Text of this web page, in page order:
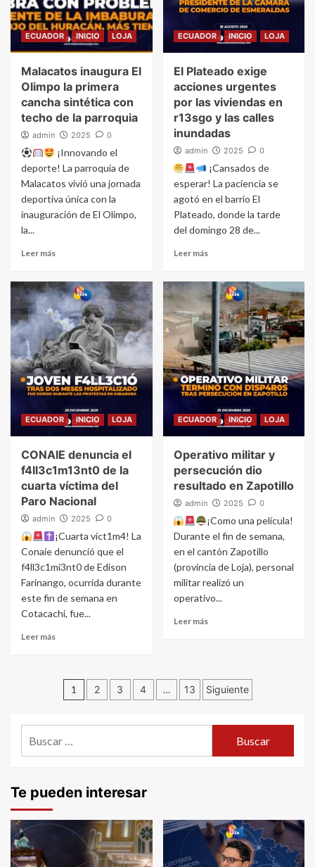
ECUADOR INICIO LOJA
Malacatos inaugura El
Olimpo la primera
cancha sintética con
techo de la parroquia
admin 2025 0
¡Innovando el
deporte! La parroquia de
Malacatos vivió una jornada
deportiva única con la
inauguración de El Olimpo,
la...
Leer más
ECUADOR INICIO LOJA
El Plateado exige
acciones urgentes
por las viviendas en
r13sgo y las calles
inundadas
admin 2025 0
¡Cansados de
esperar! La paciencia se
agotó en el barrio El
Plateado, donde la tarde
del domingo 28 de...
Leer más
ECUADOR INICIO LOJA
CONAIE denuncia el
f4ll3c1m13nt0 de la
cuarta víctima del
Paro Nacional
admin 2025 0
¡Cuarta víct1m4! La
Conaie denunció que el
f4ll3c1mi3nt0 de Edison
Farinango, ocurrida durante
este fin de semana en
Cotacachi, fue...
Leer más
ECUADOR INICIO LOJA
Operativo militar y
persecución dio
resultado en Zapotillo
admin 2025 0
¡Como una película!
Durante el fin de semana,
en el cantón Zapotillo
(provincia de Loja), personal
militar realizó un
operativo...
Leer más
Navegación
entradas
1 2 3 4 … 13 Siguiente
Te pueden interesar